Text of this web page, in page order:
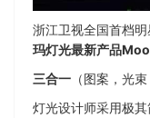
浙江卫视全国首档
玛灯光最新产品
三合一 （图案，光
灯光设计师采用极其